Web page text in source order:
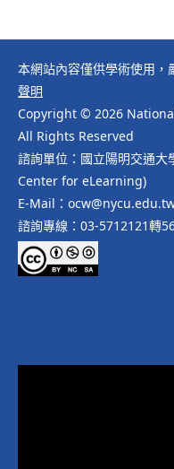
本網站內容僅供學術使用，
聲明
Copyright © 2026
All Rights Reserved
諮詢單位：國立陽明交通
Center for eLearning)
E-Mail：
諮詢專線：03-5712121轉